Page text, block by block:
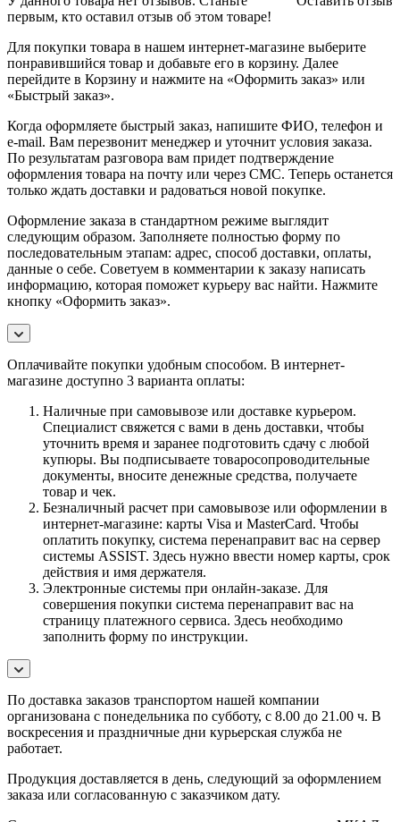
первым, кто оставил отзыв об этом товаре!
Для покупки товара в нашем интернет-магазине выберите
понравившийся товар и добавьте его в корзину. Далее
перейдите в Корзину и нажмите на «Оформить заказ» или
«Быстрый заказ».
Когда оформляете быстрый заказ, напишите ФИО, телефон и
e-mail. Вам перезвонит менеджер и уточнит условия заказа.
По результатам разговора вам придет подтверждение
оформления товара на почту или через СМС. Теперь останется
только ждать доставки и радоваться новой покупке.
Оформление заказа в стандартном режиме выглядит
следующим образом. Заполняете полностью форму по
последовательным этапам: адрес, способ доставки, оплаты,
данные о себе. Советуем в комментарии к заказу написать
информацию, которая поможет курьеру вас найти. Нажмите
кнопку «Оформить заказ».
Оплачивайте покупки удобным способом. В интернет-
магазине доступно 3 варианта оплаты:
Наличные при самовывозе или доставке курьером.
Специалист свяжется с вами в день доставки, чтобы
уточнить время и заранее подготовить сдачу с любой
купюры. Вы подписываете товаросопроводительные
документы, вносите денежные средства, получаете
товар и чек.
Безналичный расчет при самовывозе или оформлении в
интернет-магазине: карты Visa и MasterCard. Чтобы
оплатить покупку, система перенаправит вас на сервер
системы ASSIST. Здесь нужно ввести номер карты, срок
действия и имя держателя.
Электронные системы при онлайн-заказе. Для
совершения покупки система перенаправит вас на
страницу платежного сервиса. Здесь необходимо
заполнить форму по инструкции.
По доставка заказов транспортом нашей компании
организована с понедельника по субботу, с 8.00 до 21.00 ч. В
воскресения и праздничные дни курьерская служба не
работает.
Продукция доставляется в день, следующий за оформлением
заказа или согласованную с заказчиком дату.